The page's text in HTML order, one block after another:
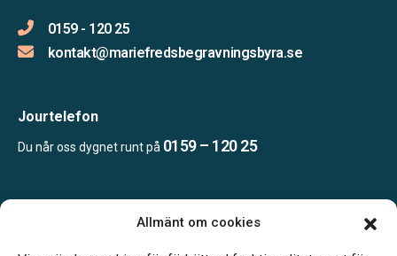
Allmänt om cookies
0159 - 120 25
kontakt@mariefredsbegravningsbyra.se
Jourtelefon
Du når oss dygnet runt på 0159 – 120 25